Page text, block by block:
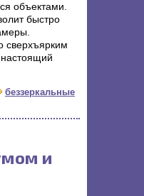
объектами.
быстро
сверхъярким
беззеркальные
и